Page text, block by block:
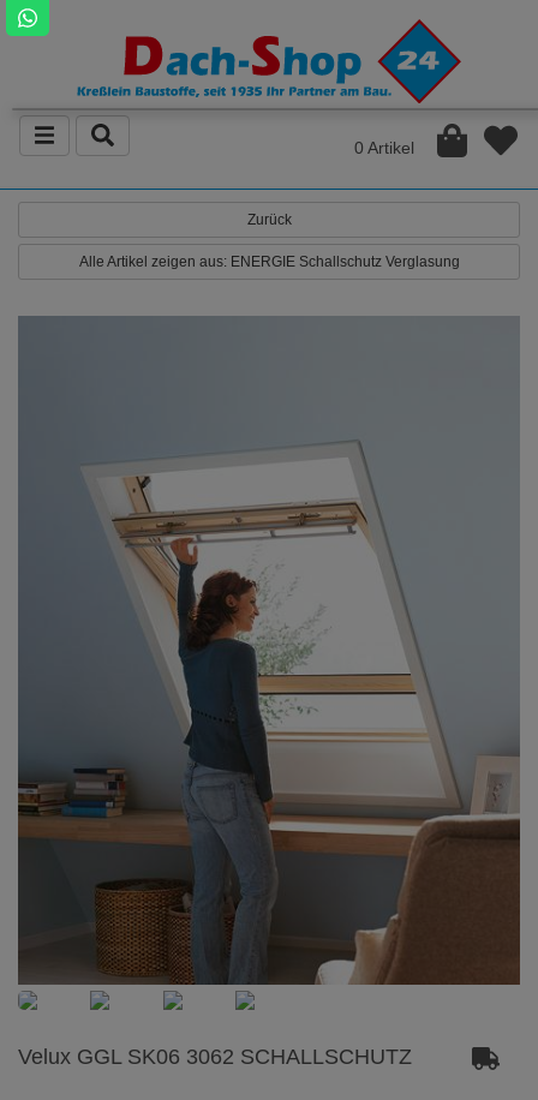
0 Artikel
Zurück
Alle Artikel zeigen aus: ENERGIE Schallschutz Verglasung
Velux GGL SK06 3062 SCHALLSCHUTZ